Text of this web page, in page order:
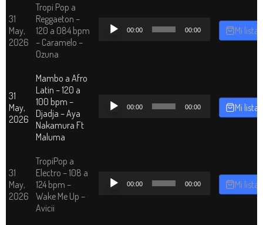
31
May,
2026
Tropi Pop a
Reggaeton –
120 a 084 bpm
– Caramelo –
Ozuna
Reproductor
00:00 00:00 Mi lista
31
May,
2026
Mambo a Afro
Latin – 120 a
100 bpm –
Djadja – Aya
Nakamura Ft
Maluma
Reproductor
00:00 00:00 Mi lista
31
May,
2026
TropiPop a
Electro – 108 a
124 bpm –
Wake Me Up –
Avicii
Reproductor
00:00 00:00 Mi lista